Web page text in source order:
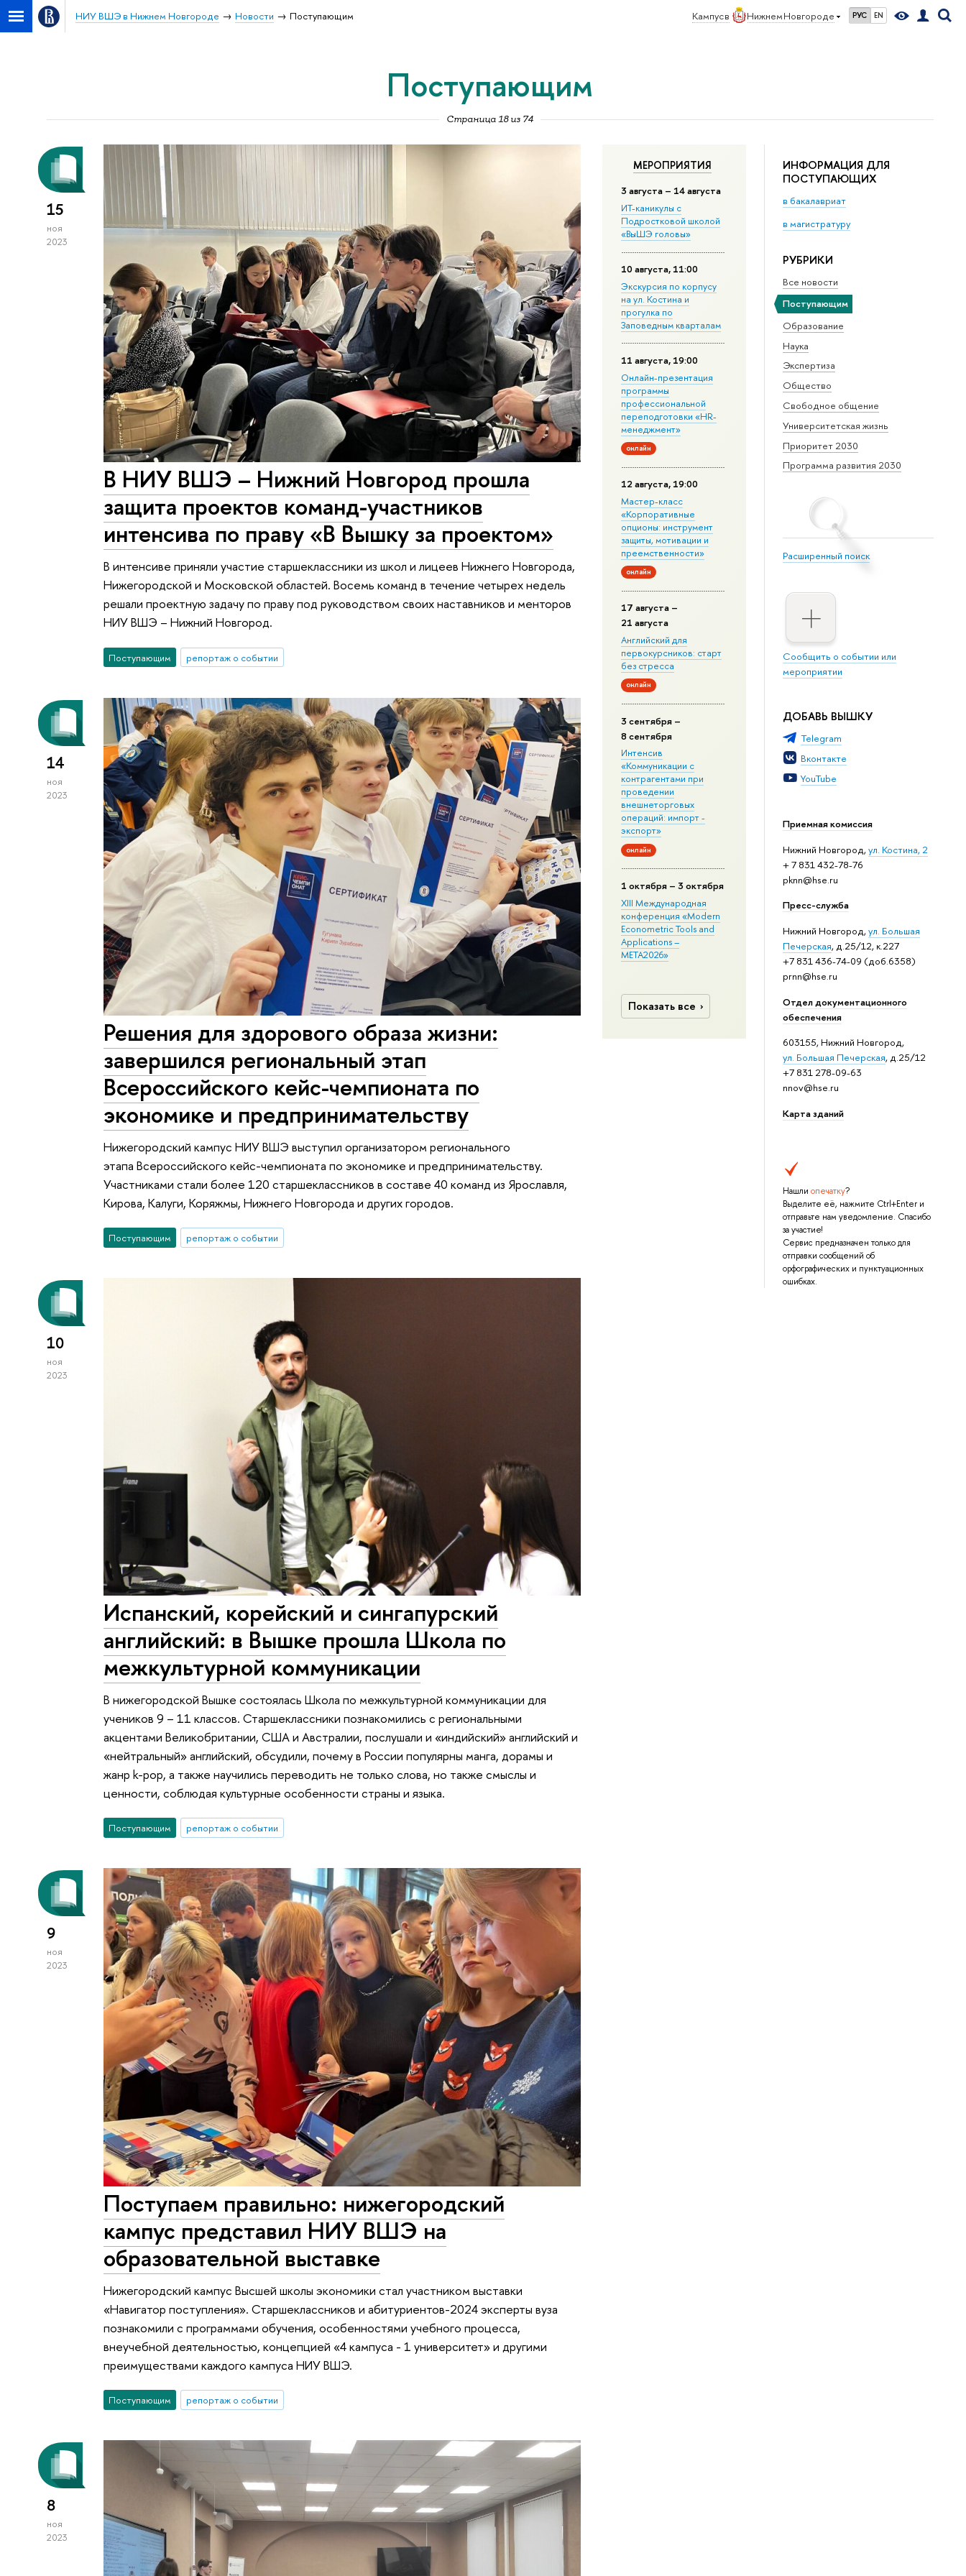
Кампус в Нижнем Новгороде РУС EN
НИУ ВШЭ в Нижнем Новгороде Новости Поступающим
Поступающим
Страница 18 из 74
ИНФОРМАЦИЯ ДЛЯ
ПОСТУПАЮЩИХ
в бакалавриат
в магистратуру
РУБРИКИ
Все новости
Поступающим
Образование
Наука
Экспертиза
Общество
Свободное общение
Университетская жизнь
Приоритет 2030
Программа развития 2030
Расширенный поиск
Сообщить о событии или
мероприятии
ДОБАВЬ ВЫШКУ
Telegram
Вконтакте
YouTube
Приемная комиссия
Нижний Новгород,ул. Костина, 2
+ 7 831 432-78-76
pknn@hse.ru
Пресс-служба
Нижний Новгород,ул. Большая
Печерская, д.25/12, к.227
+7 831 436-74-09 (доб.6358)
prnn@hse.ru
Отдел документационного
обеспечения
603155, Нижний Новгород,
ул. Большая Печерская, д.25/12
+7 831 278-09-63
nnov@hse.ru
Карта зданий
Нашли опечатку?
Выделите её, нажмите Ctrl+Enter и
отправьте нам уведомление. Спасибо
за участие!
Сервис предназначен только для
отправки сообщений об
орфографических и пунктуационных
ошибках.
МЕРОПРИЯТИЯ
3 августа – 14 августа
ИТ-каникулы с
Подростковой школой
«ВыШЭ головы»
10 августа, 11:00
Экскурсия по корпусу
на ул. Костина и
прогулка по
Заповедным кварталам
11 августа, 19:00
Онлайн-презентация
программы
профессиональной
переподготовки «HR-
менеджмент»
онлайн
12 августа, 19:00
Мастер-класс
«Корпоративные
опционы: инструмент
защиты, мотивации и
преемственности»
онлайн
17 августа –
21 августа
Английский для
первокурсников: старт
без стресса
онлайн
3 сентября –
8 сентября
Интенсив
«Коммуникации с
контрагентами при
проведении
внешнеторговых
операций: импорт -
экспорт»
онлайн
1 октября – 3 октября
XIII Международная
конференция «Modern
Econometric Tools and
Applications –
META2026»
Показать все
15
ноя
2023
В НИУ ВШЭ – Нижний Новгород прошла
защита проектов команд-участников
интенсива по праву «В Вышку за проектом»
В интенсиве приняли участие старшеклассники из школ и лицеев Нижнего Новгорода,
Нижегородской и Московской областей. Восемь команд в течение четырех недель
решали проектную задачу по праву под руководством своих наставников и менторов
НИУ ВШЭ – Нижний Новгород.
Поступающим репортаж о событии
14
ноя
2023
Решения для здорового образа жизни:
завершился региональный этап
Всероссийского кейс-чемпионата по
экономике и предпринимательству
Нижегородский кампус НИУ ВШЭ выступил организатором регионального
этапа Всероссийского кейс-чемпионата по экономике и предпринимательству.
Участниками стали более 120 старшеклассников в составе 40 команд из Ярославля,
Кирова, Калуги, Коряжмы, Нижнего Новгорода и других городов.
Поступающим репортаж о событии
10
ноя
2023
Испанский, корейский и сингапурский
английский: в Вышке прошла Школа по
межкультурной коммуникации
В нижегородской Вышке состоялась Школа по межкультурной коммуникации для
учеников 9 – 11 классов. Старшеклассники познакомились с региональными
акцентами Великобритании, США и Австралии, послушали и «индийский» английский и
«нейтральный» английский, обсудили, почему в России популярны манга, дорамы и
жанр k-pop, а также научились переводить не только слова, но также смыслы и
ценности, соблюдая культурные особенности страны и языка.
Поступающим репортаж о событии
9
ноя
2023
Поступаем правильно: нижегородский
кампус представил НИУ ВШЭ на
образовательной выставке
Нижегородский кампус Высшей школы экономики стал участником выставки
«Навигатор поступления». Старшеклассников и абитуриентов-2024 эксперты вуза
познакомили с программами обучения, особенностями учебного процесса,
внеучебной деятельностью, концепцией «4 кампуса - 1 университет» и другими
преимуществами каждого кампуса НИУ ВШЭ.
Поступающим репортаж о событии
8
ноя
2023